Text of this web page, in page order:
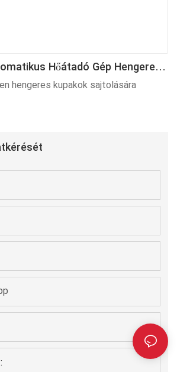
Hőátadó Gép Hengeres
hengeres kupakok sajtolására